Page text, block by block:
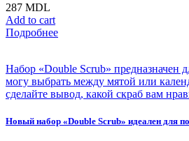
287 MDL
Add to cart
Подробнее
Набор «Double Scrub» предназначен
могу выбрать между мятой или
сделайте вывод, какой скраб вам
Новый набор «Double Scrub» идеален для